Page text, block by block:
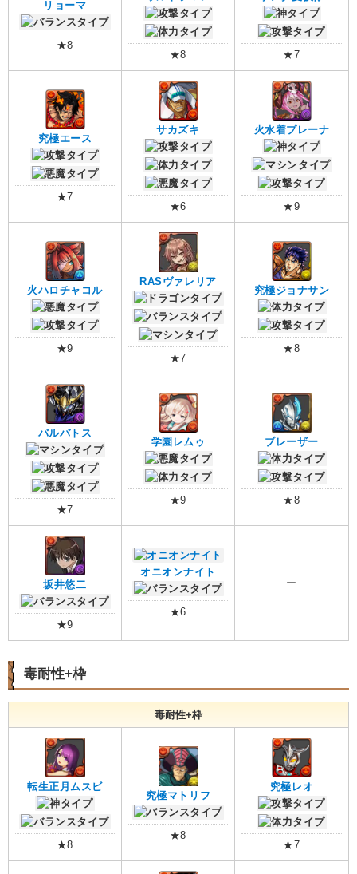
リョーマ
★8
★8 ★7
究極エース
★7
サカズキ
★6
火水着プレーナ
★9
火ハロチャコル
★9
RASヴァレリア
★7
究極ジョナサン
★8
バルバトス
★7
学園レムゥ
★9
ブレーザー
★8
坂井悠二
★9
オニオンナイト
★6
ー
毒耐性+枠
毒耐性+枠
転生正月ムスビ
★8
究極マトリフ
★8
究極レオ
★7